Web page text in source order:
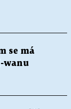
se má
wanu